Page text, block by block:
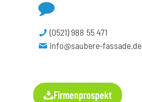
(0521) 988 55 471
info@saubere-fassade.de
Firmenprospekt